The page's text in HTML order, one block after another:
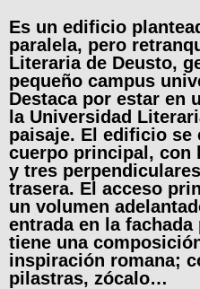
Es un edificio
paralela, pero
Literaria de Deusto,
pequeño campus
Destaca por estar en
la Universidad
paisaje. El edificio se
cuerpo principal, con
y tres
trasera. El acceso
un volumen
entrada en la
tiene una
inspiración romana;
pilastras, zócalo…